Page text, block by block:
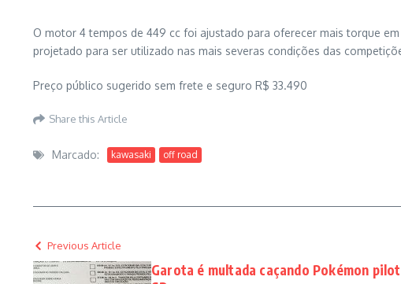
O motor 4 tempos de 449 cc foi ajustado para oferecer mais torque
projetado para ser utilizado nas mais severas condições das
Preço público sugerido sem frete e seguro R$ 33.490
Share this Article
Marcado: kawasaki off road
Previous Article
Garota é multada caçando Pokémon